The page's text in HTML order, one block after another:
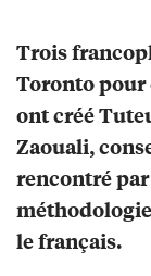
Trois
Toronto pour
ont créé
Zaouali,
rencontré
le français.